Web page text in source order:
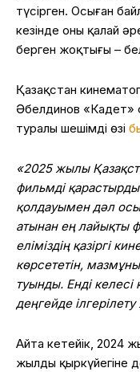
түсірген. Осыған
кезінде оның қалай
берген жоқтығы –
Қазақстан
Әбелдинов «Кадет»
туралы шешімді өзі
«2025 жылы
фильмді
қолдауымен дәл
атынан ең лайықты
еліміздің қазіргі
көрсететін, мазмұны
туынды. Енді
деңгейде
Айта кетейік, 2024
жылдың қыркүйегіне